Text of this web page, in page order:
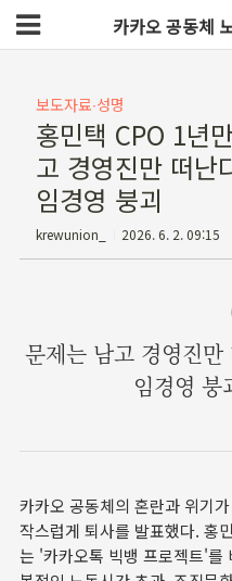
카카오 공동체
보도자료∙성명
홍민택 CPO 1년
고 경영진만 떠난
임경영 붕괴
krewunion_ 2026. 6. 2. 09:15
문제는 남고 경영진
임경영 붕
카카오 공동체의 혼란과 위기
작스럽게 퇴사를 발표했다. 홍
는 '카카오톡 빅뱅 프로젝트'를